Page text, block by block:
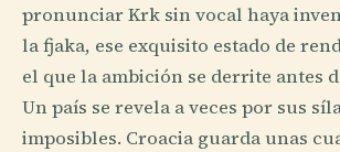
pronunciar Krk sin vocal haya
la fjaka, ese exquisito estado de
el que la ambición se derrite antes
Un país se revela a veces por sus
imposibles. Croacia guarda unas